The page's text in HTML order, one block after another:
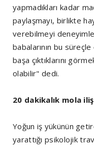
yapmadıkları kadar
paylaşmayı, birlikte
verebilmeyi
babalarının bu
başa çıktıklarını
olabilir" dedi.
20 dakikalık mola
Yoğun iş yükünün
yarattığı psikolojik